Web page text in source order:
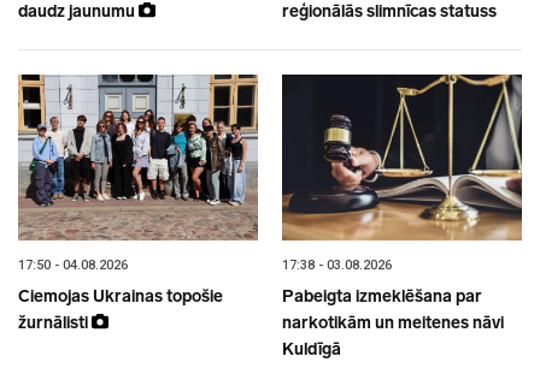
daudz jaunumu
reģionālās slimnīcas statuss
17:50 - 04.08.2026
Ciemojas Ukrainas topošie
žurnālisti
17:38 - 03.08.2026
Pabeigta izmeklēšana par
narkotikām un meitenes nāvi
Kuldīgā